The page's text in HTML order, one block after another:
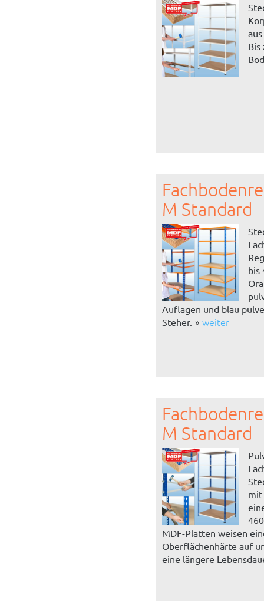
Bis
M Standard
bis
Auflagen und blau
Steher.
weiter
M Standard
mit
MDF-Platten weisen
Oberflächenhärte auf
eine längere